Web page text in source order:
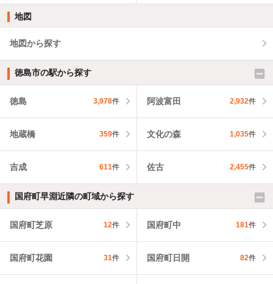
地図
地図から探す
徳島市の駅から探す
徳島 3,978件 阿波富田 2,932件
地蔵橋 359件 文化の森 1,035件
吉成 611件 佐古 2,455件
国府町早淵近隣の町域から探す
国府町芝原 12件 国府町中 181件
国府町花園 31件 国府町日開 82件